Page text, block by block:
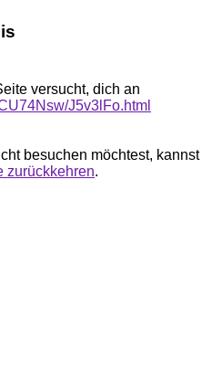
versucht, dich an
J5v3lFo.html
besuchen möchtest, kannst
zurückkehren.